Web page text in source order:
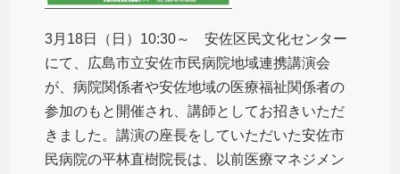
3月18日（日）10:30～ 安佐区民文化センター
にて、広島市立安佐市民病院地域連携講演会
が、病院関係者や安佐地域の医療福祉関係者の
参加のもと開催され、講師としてお招きいただ
きました。講演の座長をしていただいた安佐市
民病院の平林直樹院長は、以前医療マネジメン